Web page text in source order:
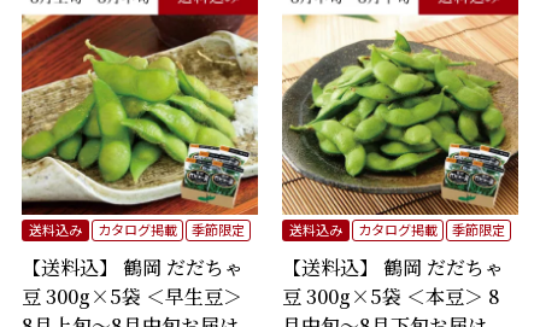
【送料込】 鶴岡 だだちゃ
豆 300g×5袋 ＜早生豆＞
送料込み カタログ掲載 季節限定
【送料込】 鶴岡 だだちゃ
豆 300g×5袋 ＜本豆＞ 8
送料込み カタログ掲載 季節限定